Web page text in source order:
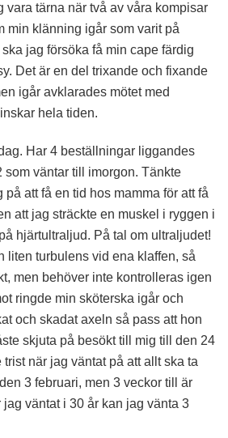
vara tärna när två av våra kompisar
min klänning igår som varit på
jag försöka få min cape färdig
Det är en del trixande och fixande
igår avklarades mötet med
hela tiden.
Har 4 beställningar liggandes
som väntar till imorgon. Tänkte
att få en tid hos mamma för att få
att jag sträckte en muskel i ryggen i
hjärtultraljud. På tal om ultraljudet!
liten turbulens vid ena klaffen, så
men behöver inte kontrolleras igen
ringde min sköterska igår och
och skadat axeln så pass att hon
skjuta på besökt till mig till den 24
när jag väntat på att allt ska ta
3 februari, men 3 veckor till är
väntat i 30 år kan jag vänta 3